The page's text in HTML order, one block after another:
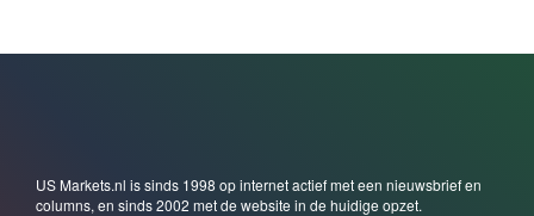
US Markets.nl is sinds 1998 op internet actief met een nieuwsbrief en
columns, en sinds 2002 met de website in de huidige opzet.